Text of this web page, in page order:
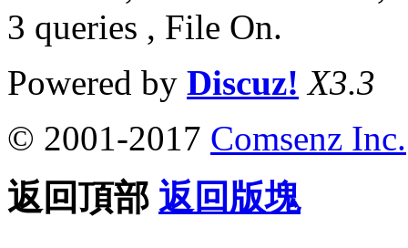
3 queries , File On.
Powered by Discuz! X3.3
© 2001-2017 Comsenz Inc.
返回頂部 返回版塊